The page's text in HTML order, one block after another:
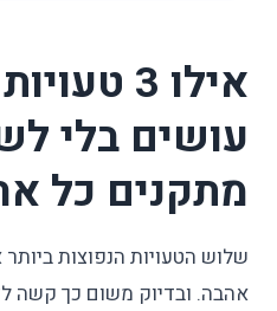
אילו 3
עושים בלי
מתקנים כל
שלוש הטעויות הנפוצות ביותר
אהבה. ובדיוק משום כך קשה